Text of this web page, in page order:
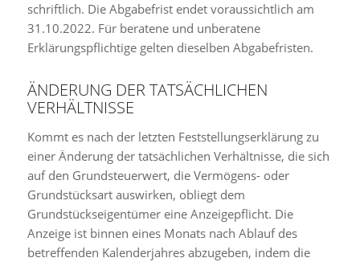
schriftlich. Die Abgabefrist endet voraussichtlich am
31.10.2022. Für beratene und unberatene
Erklärungspflichtige gelten dieselben Abgabefristen.
ÄNDERUNG DER TATSÄCHLICHEN
VERHÄLTNISSE
Kommt es nach der letzten Feststellungserklärung zu
einer Änderung der tatsächlichen Verhältnisse, die sich
auf den Grundsteuerwert, die Vermögens- oder
Grundstücksart auswirken, obliegt dem
Grundstückseigentümer eine Anzeigepflicht. Die
Anzeige ist binnen eines Monats nach Ablauf des
betreffenden Kalenderjahres abzugeben, indem die